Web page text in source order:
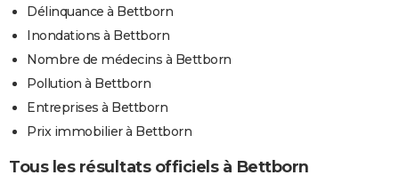
Délinquance à Bettborn
Inondations à Bettborn
Nombre de médecins à Bettborn
Pollution à Bettborn
Entreprises à Bettborn
Prix immobilier à Bettborn
Tous les résultats officiels à Bettborn